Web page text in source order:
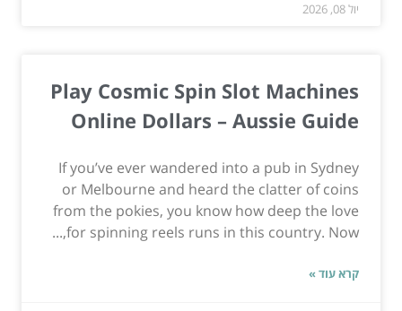
יול 08, 2026
Play Cosmic Spin Slot Machines
Online Dollars – Aussie Guide
If you’ve ever wandered into a pub in Sydney
or Melbourne and heard the clatter of coins
from the pokies, you know how deep the love
for spinning reels runs in this country. Now,...
קרא עוד »